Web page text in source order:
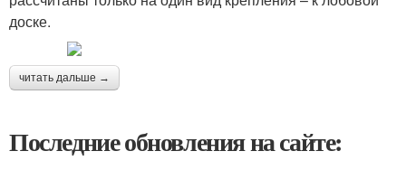
доске.
читать дальше →
Последние обновления на сайте: